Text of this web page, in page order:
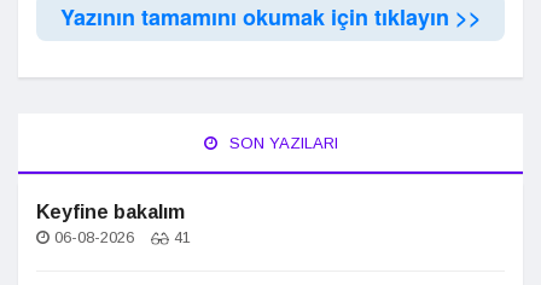
Yazının tamamını okumak için tıklayın >>
SON YAZILARI
Keyfine bakalım
06-08-2026 41